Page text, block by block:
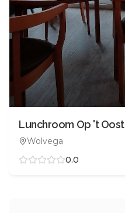
Lunchroom Op 't Oost
Wolvega
0.0